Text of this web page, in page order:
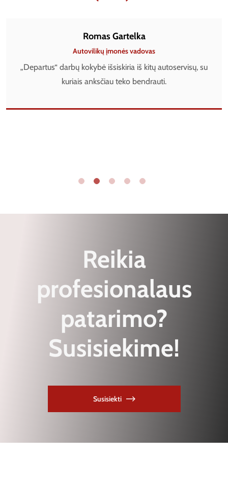
Romas Gartelka
Autovilikų įmonės vadovas
„Departus“ darbų kokybė išsiskiria iš kitų autoservisų, su
kuriais anksčiau teko bendrauti.
Reikia
profesionalaus
patarimo?
Susisiekime!
Susisiekti